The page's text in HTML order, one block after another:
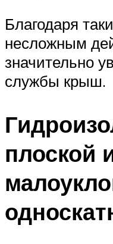
Благодаря
несложным
значительно
службы крыш.
плоской